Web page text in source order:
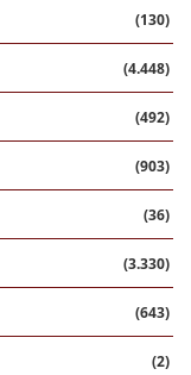
(130)
(4.448)
(492)
(903)
(36)
(3.330)
(643)
(2)